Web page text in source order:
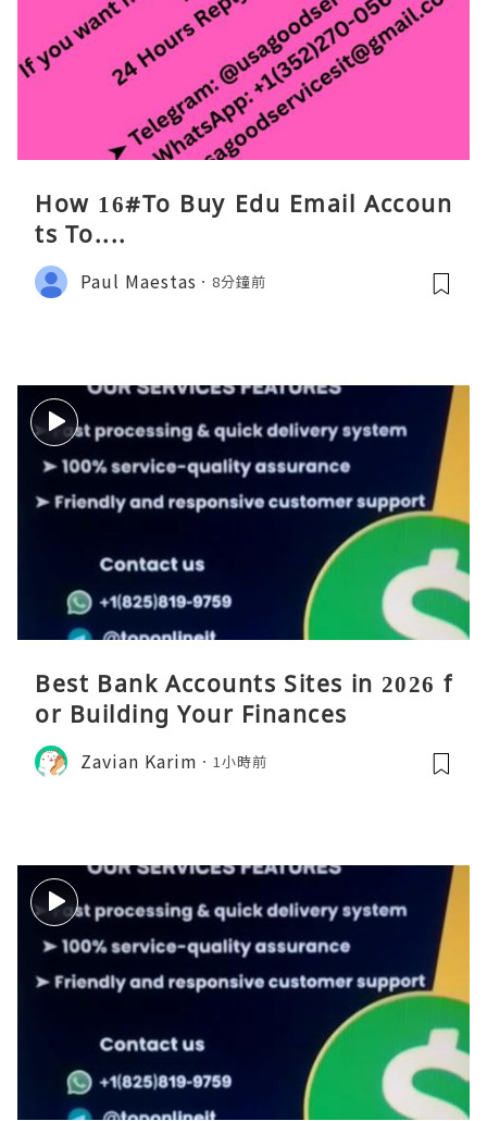
How 16#To Buy Edu Email Accoun
ts To....
Paul Maestas 8分鐘前
Best Bank Accounts Sites in 2026 f
or Building Your Finances
Zavian Karim 1小時前